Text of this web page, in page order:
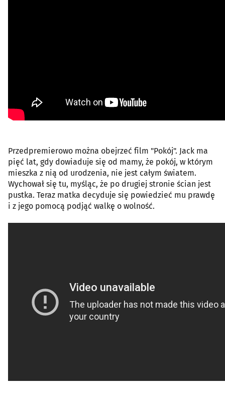
Przedpremierowo można obejrzeć film "Pokój". Jack ma
pięć lat, gdy dowiaduje się od mamy, że pokój, w którym
mieszka z nią od urodzenia, nie jest całym światem.
Wychował się tu, myśląc, że po drugiej stronie ścian jest
pustka. Teraz matka decyduje się powiedzieć mu prawdę
i z jego pomocą podjąć walkę o wolność.